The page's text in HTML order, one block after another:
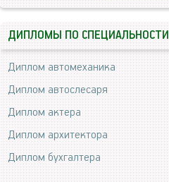
ДИПЛОМЫ ПО СПЕЦИАЛЬНОСТИ
Диплом автомеханика
Диплом автослесаря
Диплом актера
Диплом архитектора
Диплом бухгалтера